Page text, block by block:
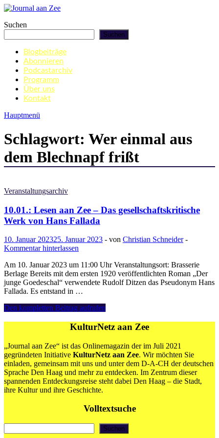
Zum
springen
Journal aan Zee
Suchen
Suchen
Blogbeiträge
Abonnieren
Podcastarchiv
Programm
Über uns
Kontakt
Hauptmenü
Schlagwort: Wer einmal aus
dem Blechnapf frißt
Veranstaltungsarchiv
10.01.: Lesen aan Zee – Das gesellschaftskritische
Werk von Hans Fallada
10. Januar 202325. Januar 2023 - von Christian Schneider-
Kommentar hinterlassen
Am 10. Januar 2023 um 11:00 Uhr Veranstaltungsort: Brasserie
Berlage Bereits mit dem ersten 1920 veröffentlichten Roman „Der
junge Goedeschal“ verwendete Rudolf Ditzen das Pseudonym Hans
Fallada. Es entstand in …
10.01.:
Das
gesellschaftskritische
Werk
von
Hans
Fallada
Den kompletten Beitrag aufrufen
KulturNetz aan Zee
„Journal aan Zee“ ist das Onlinemagazin der im Juli 2021
gegründeten Initiative KulturNetz aan Zee. Wir möchten Sie
einladen, gemeinsam mit uns und unter dem D-A-CH der deutschen
Sprache Den Haag und mehr zu entdecken. Im Zentrum dieser
spannenden Entdeckungsreise steht dabei Den Haag – die Stadt,
ihre Kultur und ihre Geschichte.
Volltextsuche
Suchen